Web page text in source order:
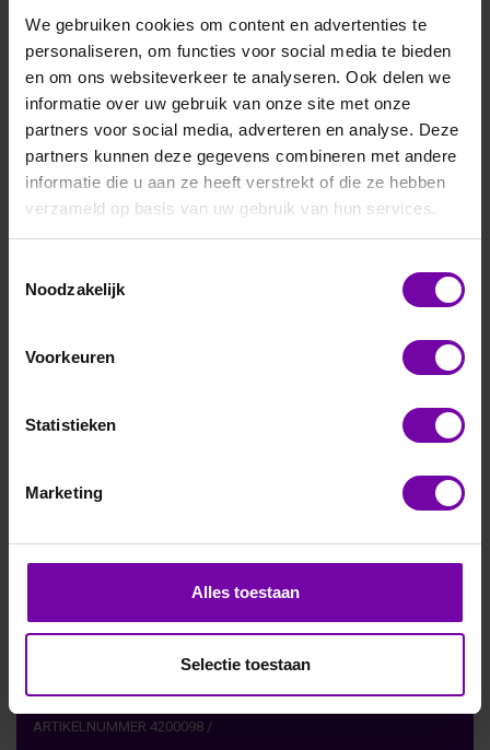
We gebruiken cookies om content en advertenties te
personaliseren, om functies voor social media te bieden
en om ons websiteverkeer te analyseren. Ook delen we
informatie over uw gebruik van onze site met onze
partners voor social media, adverteren en analyse. Deze
partners kunnen deze gegevens combineren met andere
informatie die u aan ze heeft verstrekt of die ze hebben
verzameld op basis van uw gebruik van hun services.
Noodzakelijk
Voorkeuren
Statistieken
Marketing
Alles toestaan
Selectie toestaan
S2-412-SS
De Apogee S2-412-SS is een robuuste, naar beneden
gerichte NDVI-sensor met SDI-12-uitgang voor
nauwkeurige monitoring van vegetatiegezondheid via
voor landbouw, ecologisch onderzoek en precisielandbouw
onder zware omstandigheden.
ARTIKELNUMMER 4200098 /